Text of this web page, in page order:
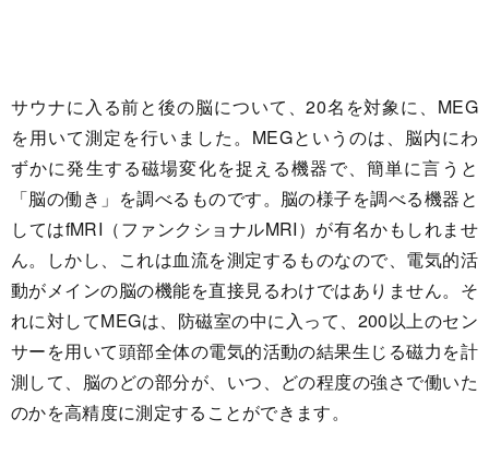
サウナに入る前と後の脳について、20名を対象に、MEG
を用いて測定を行いました。MEGというのは、脳内にわ
ずかに発生する磁場変化を捉える機器で、簡単に言うと
「脳の働き」を調べるものです。脳の様子を調べる機器と
してはfMRI（ファンクショナルMRI）が有名かもしれませ
ん。しかし、これは血流を測定するものなので、電気的活
動がメインの脳の機能を直接見るわけではありません。そ
れに対してMEGは、防磁室の中に入って、200以上のセン
サーを用いて頭部全体の電気的活動の結果生じる磁力を計
測して、脳のどの部分が、いつ、どの程度の強さで働いた
のかを高精度に測定することができます。